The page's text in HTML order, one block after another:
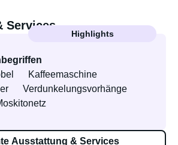
Services
Highlights
Kaffeemaschine
Verdunkelungsvorhänge
Ausstattung & Services